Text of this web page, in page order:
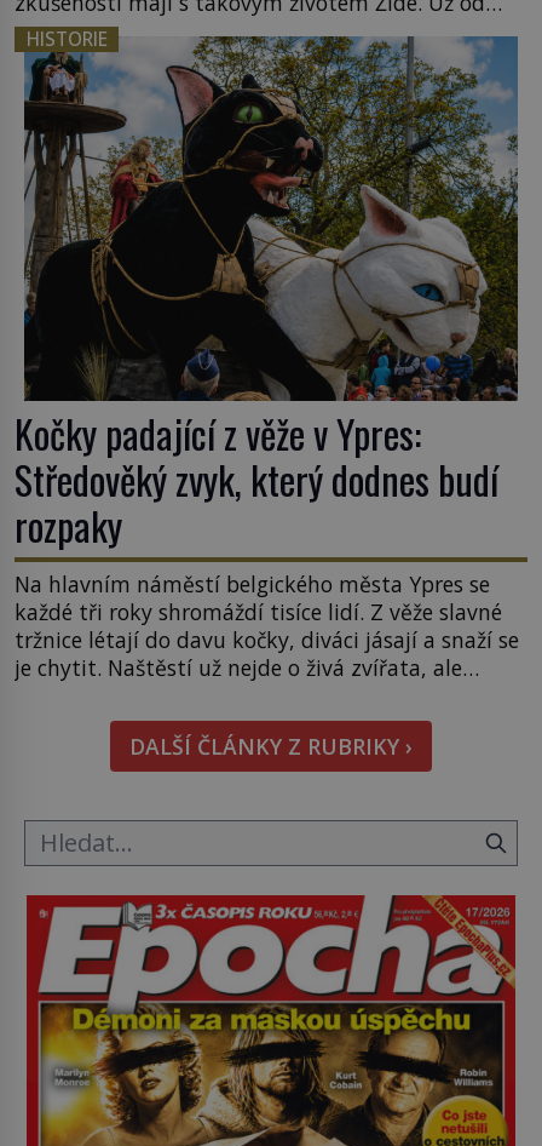
středověku jsou totiž v každou chvíli nuceni v
nějakém žít. Mezi ty nejslavnější patří i římské
ghetto založené v roce 1555. Pokud jde o vztah
k Židům, nemá se Řím čím chlubit. […]
HISTORIE
Kočky padající z věže v Ypres:
Středověký zvyk, který dodnes budí
rozpaky
Na hlavním náměstí belgického města Ypres se
každé tři roky shromáždí tisíce lidí. Z věže slavné
tržnice létají do davu kočky, diváci jásají a snaží se
je chytit. Naštěstí už nejde o živá zvířata, ale
Tato veselá podívaná připomíná jeden z
nejpodivnějších a zároveň nejkrutějších zvyků […]
DALŠÍ ČLÁNKY Z RUBRIKY ›